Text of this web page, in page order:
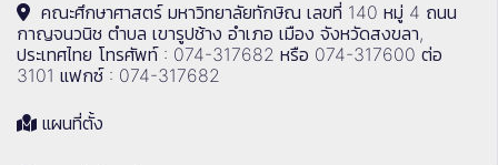
คณะศึกษาศาสตร์ มหาวิทยาลัยทักษิณ เลขที่ 140 หมู่ 4 ถนน
กาญจนวนิช ตำบล เขารูปช้าง อำเภอ เมือง จังหวัดสงขลา,
ประเทศไทย โทรศัพท์ : 074-317682 หรือ 074-317600 ต่อ
3101 แฟกซ์ : 074-317682
แผนที่ตั้ง